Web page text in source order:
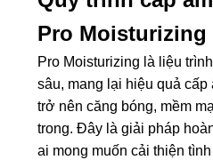
Pro Moisturizing
Pro Moisturizing là liệu
sâu, mang lại hiệu quả cấp
trở nên căng bóng, mềm
trong. Đây là giải pháp
ai mong muốn cải thiện